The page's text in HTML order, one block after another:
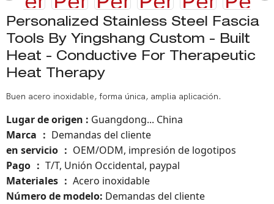
Personalized Stainless Steel Fascia
Tools By Yingshang Custom - Built
Heat - Conductive For Therapeutic
Heat Therapy
Buen acero inoxidable, forma única, amplia aplicación.
Lugar de origen : Guangdong... China
Marca
： Demandas del cliente
en servicio
： OEM/ODM, impresión de logotipos
Pago
： T/T, Unión Occidental, paypal
Materiales
： Acero inoxidable
Número de modelo: Demandas del cliente